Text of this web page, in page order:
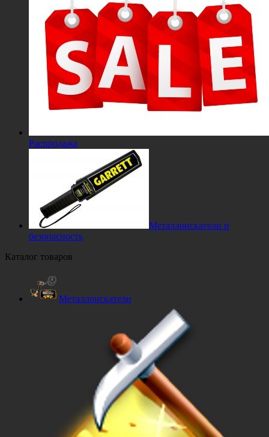
Распродажа
Металлоискатели и
безопасность
Каталог товаров
Металлоискатели